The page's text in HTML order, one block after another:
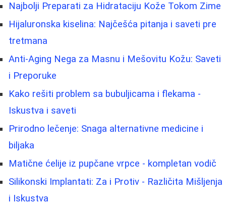
Najbolji Preparati za Hidrataciju Kože Tokom Zime
Hijaluronska kiselina: Najčešća pitanja i saveti pre
tretmana
Anti-Aging Nega za Masnu i Mešovitu Kožu: Saveti
i Preporuke
Kako rešiti problem sa bubuljicama i flekama -
Iskustva i saveti
Prirodno lečenje: Snaga alternativne medicine i
biljaka
Matične ćelije iz pupčane vrpce - kompletan vodič
Silikonski Implantati: Za i Protiv - Različita Mišljenja
i Iskustva